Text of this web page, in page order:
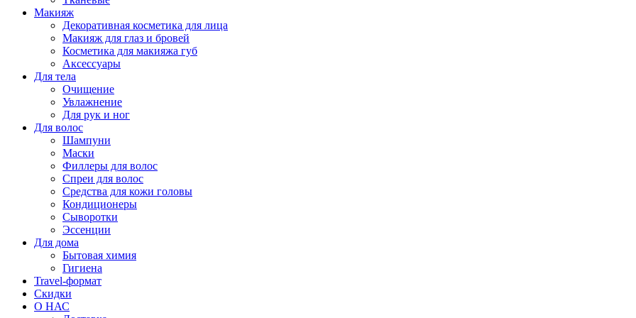
Макияж
Декоративная косметика для лица
Макияж для глаз и бровей
Косметика для макияжа губ
Аксессуары
Для тела
Очищение
Увлажнение
Для рук и ног
Для волос
Шампуни
Маски
Филлеры для волос
Спреи для волос
Средства для кожи головы
Кондиционеры
Сыворотки
Эссенции
Для дома
Бытовая химия
Гигиена
Travel-формат
Скидки
О НАС